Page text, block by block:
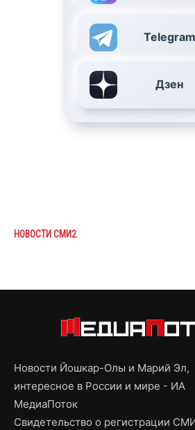
Telegram
Дзен
НОВОСТИ СМИ2
Новости Йошкар-Олы и Марий Эл,
интересное в России и мире - ИА
МедиаПоток
Свидетельство о регистрации